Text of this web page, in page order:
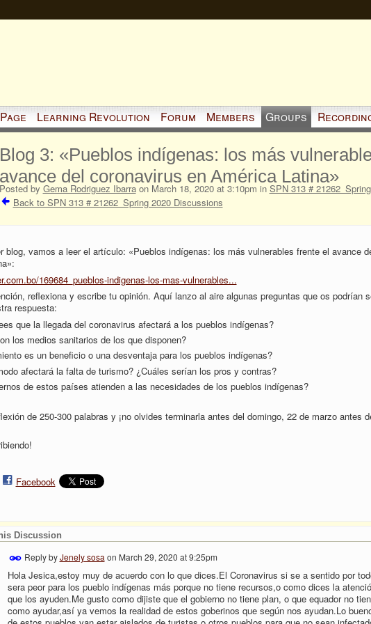
Learning Revolution Forum Members Groups
Blog 3: «Pueblos indígenas: los más
avance del coronavirus en América Latina»
Posted by Gema Rodriguez Ibarraon March 18, 2020 at 3:10pm in SPN 313 #
Back to SPN 313 # 21262_Spring 2020 Discussions
blog, vamos a leer el artículo: «Pueblos indígenas: los más vulnerables frente el avance
169684_pueblos-indigenas-los-mas-vulnerables...
reflexiona y escribe tu opinión. Aquí lanzo al aire algunas preguntas que os podrían
respuesta:
que la llegada del coronavirus afectará a los pueblos indígenas?
los medios sanitarios de los que disponen?
es un beneficio o una desventaja para los pueblos indígenas?
afectará la falta de turismo? ¿Cuáles serían los pros y contras?
de estos países atienden a las necesidades de los pueblos indígenas?
de 250-300 palabras y ¡no olvides terminarla antes del domingo, 22 de marzo antes
Facebook
Discussion
Reply byJenely sosa on March 29, 2020 at 9:25pm
Hola Jesica,estoy muy de acuerdo con lo que dices.El Coronavirus si se a sentido por
sera peor para los pueblo indígenas más porque no tiene recursos,o como dices la
que los ayuden.Me gusto como dijiste que el gobierno no tiene plan, o que equador no
como ayudar,así ya vemos la realidad de estos goberinos que según nos ayudan.Lo